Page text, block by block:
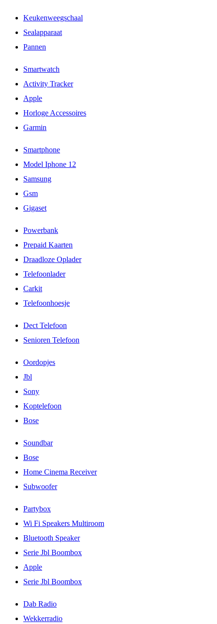
Keukenweegschaal
Sealapparaat
Pannen
Smartwatch
Activity Tracker
Apple
Horloge Accessoires
Garmin
Smartphone
Model Iphone 12
Samsung
Gsm
Gigaset
Powerbank
Prepaid Kaarten
Draadloze Oplader
Telefoonlader
Carkit
Telefoonhoesje
Dect Telefoon
Senioren Telefoon
Oordopjes
Jbl
Sony
Koptelefoon
Bose
Soundbar
Bose
Home Cinema Receiver
Subwoofer
Partybox
Wi Fi Speakers Multiroom
Bluetooth Speaker
Serie Jbl Boombox
Apple
Serie Jbl Boombox
Dab Radio
Wekkerradio